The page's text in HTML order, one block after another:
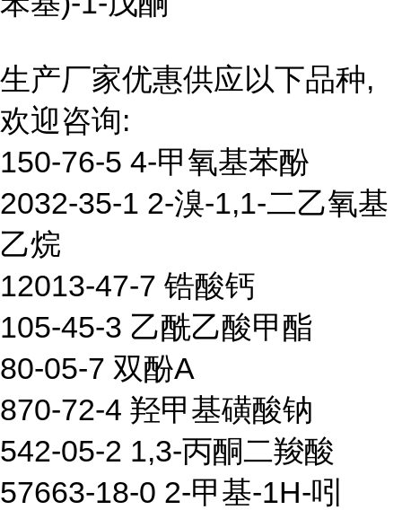
生产厂家优惠供应以下品种,
欢迎咨询:
150-76-5 4-甲氧基苯酚
2032-35-1 2-溴-1,1-二乙氧基
乙烷
12013-47-7 锆酸钙
105-45-3 乙酰乙酸甲酯
80-05-7 双酚A
870-72-4 羟甲基磺酸钠
542-05-2 1,3-丙酮二羧酸
57663-18-0 2-甲基-1H-吲